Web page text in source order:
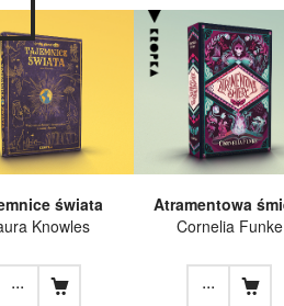
świata
Knowles
...
Atramentowa
Cornelia Funke
...